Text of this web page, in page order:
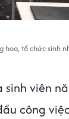
hoa, tổ chức sinh
sinh viên
công